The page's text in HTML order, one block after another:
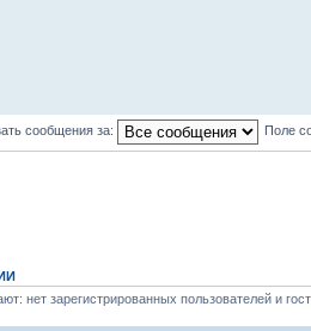
сообщения за: Поле
нет зарегистрированных пользователей и